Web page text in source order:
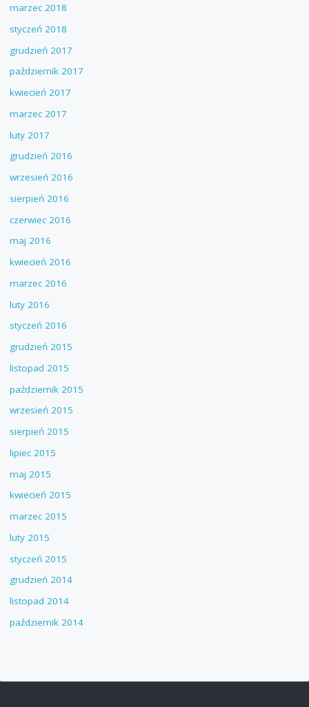
marzec 2018
styczeń 2018
grudzień 2017
październik 2017
kwiecień 2017
marzec 2017
luty 2017
grudzień 2016
wrzesień 2016
sierpień 2016
czerwiec 2016
maj 2016
kwiecień 2016
marzec 2016
luty 2016
styczeń 2016
grudzień 2015
listopad 2015
październik 2015
wrzesień 2015
sierpień 2015
lipiec 2015
maj 2015
kwiecień 2015
marzec 2015
luty 2015
styczeń 2015
grudzień 2014
listopad 2014
październik 2014